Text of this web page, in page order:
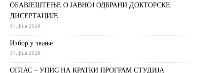
ОБАВЈЕШТЕЊЕ О ЈАВНОЈ ОДБРАНИ ДОКТОРСКЕ
ДИСЕРТАЦИЈЕ
17. jula 2026.
Избор у звање
17. jula 2026.
ОГЛАС – УПИС НА КРАТКИ ПРОГРАМ СТУДИЈА